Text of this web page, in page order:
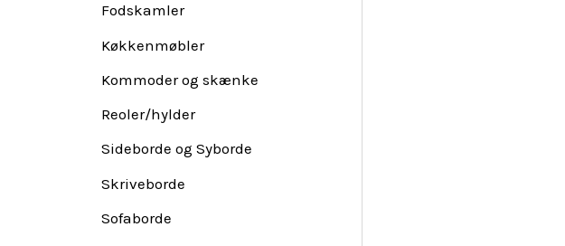
Fodskamler
Køkkenmøbler
Kommoder og skænke
Reoler/hylder
Sideborde og Syborde
Skriveborde
Sofaborde